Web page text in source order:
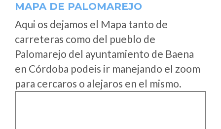
MAPA DE PALOMAREJO
Aqui os dejamos el Mapa tanto de
carreteras como del pueblo de
Palomarejo del ayuntamiento de Baena
en Córdoba podeis ir manejando el zoom
para cercaros o alejaros en el mismo.